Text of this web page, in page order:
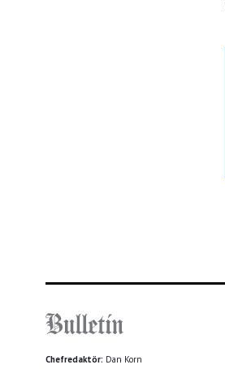
Chefredaktör: Dan Korn